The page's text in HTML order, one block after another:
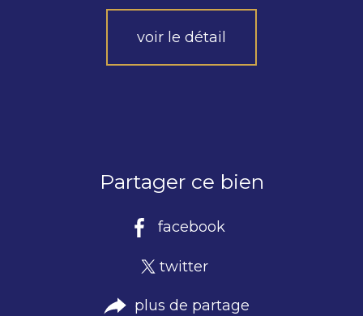
voir le détail
Partager ce bien
facebook
twitter
plus de partage